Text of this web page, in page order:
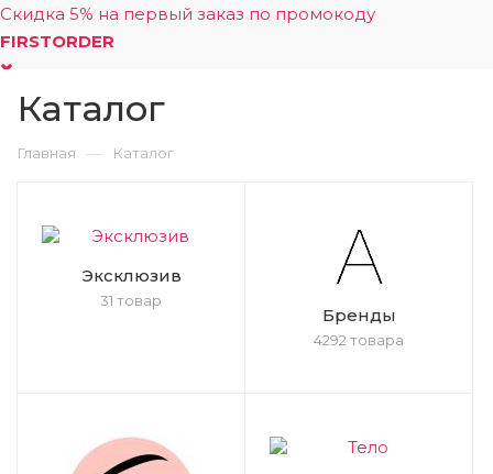
Скидка 5% на первый заказ по промокоду
FIRSTORDER
Каталог
Главная — Каталог
Эксклюзив
31 товар
Бренды
4292 товара